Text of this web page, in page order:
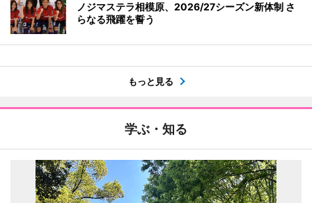
ノジマステラ相模原、2026/27シーズン新体制 さ
らなる飛躍を誓う
もっと見る
学ぶ・知る